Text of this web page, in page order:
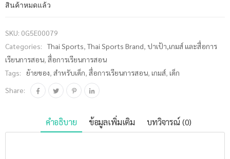
สินค้าหมดแล้ว
SKU: 0G5E00079
Categories:
Thai Sports,Thai Sports Brand, ปาเป้า,เกมส์ และสื่อการ
เรียนการสอน, สื่อการเรียนการสอน
Tags:
ย้ายของ, สำหรับเด็ก, สื่อการเรียนการสอน, เกมส์, เด็ก
Share:
คำอธิบาย ข้อมูลเพิ่มเติม บทวิจารณ์ (0)